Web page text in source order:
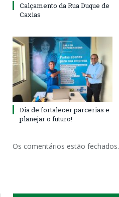
Calçamento da Rua Duque de
Caxias
Dia de fortalecer parcerias e
planejar o futuro!
Os comentários estão fechados.